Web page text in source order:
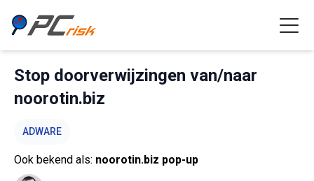
Stop doorverwijzingen van/naar
noorotin.biz
ADWARE
Ook bekend als: noorotin.biz pop-up